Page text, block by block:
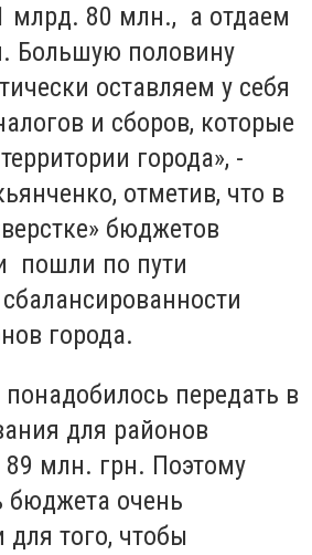
млрд. 80 млн., а отдаем
Большую половину
оставляем у себя
и сборов, которые
города», -
отметив, что в
бюджетов
пошли по пути
города.
передать в
для районов
89 млн. грн. Поэтому
бюджета очень
того, чтобы